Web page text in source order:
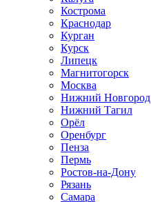
Кострома
Краснодар
Курган
Курск
Липецк
Магнитогорск
Москва
Нижний Новгород
Нижний Тагил
Орёл
Оренбург
Пенза
Пермь
Ростов‑на‑Дону
Рязань
Самара